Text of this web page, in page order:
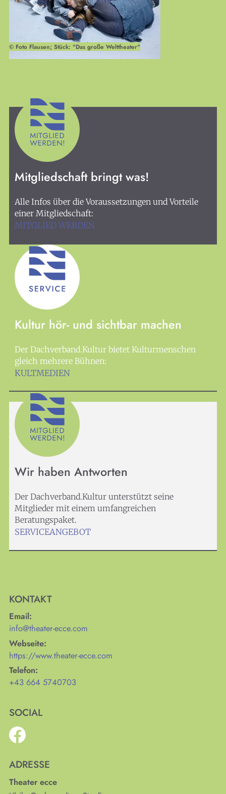
© Foto Flausen; Stück: "Das große Welttheater"
Mitgliedschaft bringt was!
Alle Infos über die Voraussetzungen und Vorteile
einer Mitgliedschaft:
MITGLIED WERDEN
Kultur hör- und sichtbar machen
Der Dachverband.Kultur bietet Kulturmenschen
gleich mehrere Bühnen:
KULTMEDIEN
Wir haben Antworten
Der Dachverband.Kultur unterstützt seine
Mitglieder mit einem umfangreichen
Beratungspaket.
SERVICEANGEBOT
KONTAKT
Email:
info@theater-ecce.com
Webseite:
https://www.theater-ecce.com
Telefon:
+43 664 5740703
SOCIAL
ADRESSE
Theater ecce
Suchen
Kontakt
Spenden